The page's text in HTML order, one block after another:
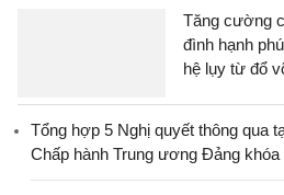
Tăng cường
đình hạnh
hệ lụy từ đổ
Tổng hợp 5 Nghị quyết thông qua
Chấp hành Trung ương Đảng khóa